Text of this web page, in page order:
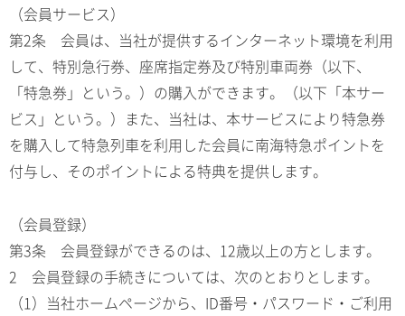
（会員サービス）
第2条 会員は、当社が提供するインターネット環境を利用
して、特別急行券、座席指定券及び特別車両券（以下、
「特急券」という。）の購入ができます。（以下「本サー
ビス」という。）また、当社は、本サービスにより特急券
を購入して特急列車を利用した会員に南海特急ポイントを
付与し、そのポイントによる特典を提供します。
（会員登録）
第3条 会員登録ができるのは、12歳以上の方とします。
2 会員登録の手続きについては、次のとおりとします。
（1）当社ホームページから、ID番号・パスワード・ご利用